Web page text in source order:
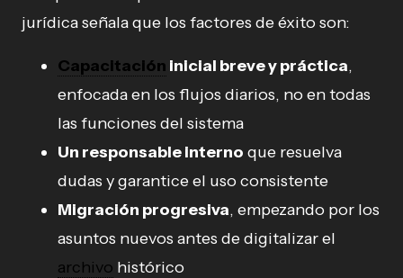
jurídica señala que los factores de éxito son:
Capacitación inicial breve y práctica,
enfocada en los flujos diarios, no en todas
las funciones del sistema
Un responsable interno que resuelva
dudas y garantice el uso consistente
Migración progresiva, empezando por los
asuntos nuevos antes de digitalizar el
archivo histórico